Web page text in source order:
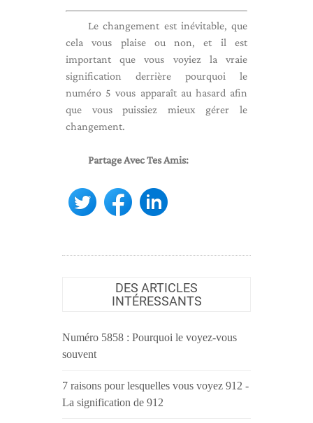
Le changement est inévitable, que
cela vous plaise ou non, et il est
important que vous voyiez la vraie
signification derrière pourquoi le
numéro 5 vous apparaît au hasard afin
que vous puissiez mieux gérer le
changement.
Partage Avec Tes Amis:
DES ARTICLES
INTÉRESSANTS
Numéro 5858 : Pourquoi le voyez-vous
souvent
7 raisons pour lesquelles vous voyez 912 -
La signification de 912